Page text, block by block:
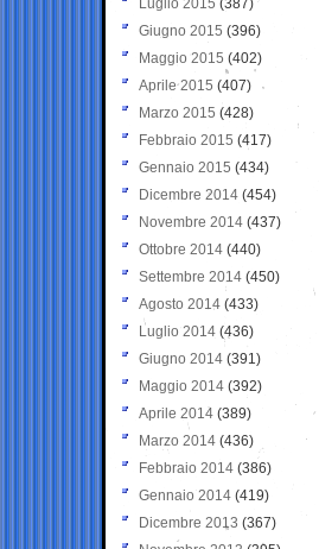
Luglio 2015 (387)
Giugno 2015 (396)
Maggio 2015 (402)
Aprile 2015 (407)
Marzo 2015 (428)
Febbraio 2015 (417)
Gennaio 2015 (434)
Dicembre 2014 (454)
Novembre 2014 (437)
Ottobre 2014 (440)
Settembre 2014 (450)
Agosto 2014 (433)
Luglio 2014 (436)
Giugno 2014 (391)
Maggio 2014 (392)
Aprile 2014 (389)
Marzo 2014 (436)
Febbraio 2014 (386)
Gennaio 2014 (419)
Dicembre 2013 (367)